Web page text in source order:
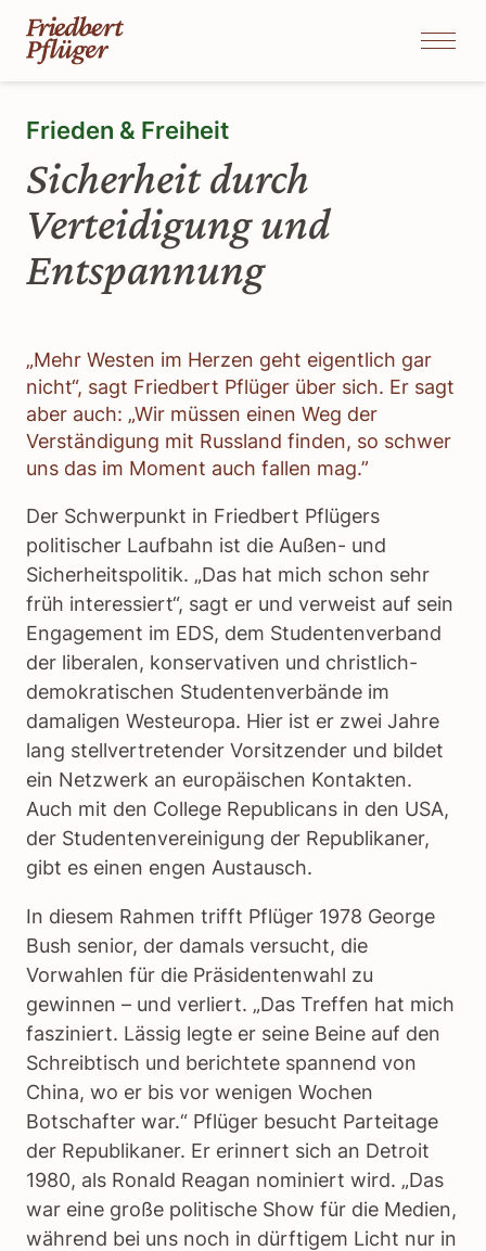
Frieden & Freiheit
Sicherheit durch
Verteidigung und
Entspannung
„Mehr Westen im Herzen geht eigentlich gar
nicht“, sagt Friedbert Pflüger über sich. Er sagt
aber auch: „Wir müssen einen Weg der
Verständigung mit Russland finden, so schwer
uns das im Moment auch fallen mag.”
Der Schwerpunkt in Friedbert Pflügers
politischer Laufbahn ist die Außen- und
Sicherheitspolitik. „Das hat mich schon sehr
früh interessiert“, sagt er und verweist auf sein
Engagement im EDS, dem Studentenverband
der liberalen, konservativen und christlich-
demokratischen Studentenverbände im
damaligen Westeuropa. Hier ist er zwei Jahre
lang stellvertretender Vorsitzender und bildet
ein Netzwerk an europäischen Kontakten.
Auch mit den College Republicans in den USA,
der Studentenvereinigung der Republikaner,
gibt es einen engen Austausch.
In diesem Rahmen trifft Pflüger 1978 George
Bush senior, der damals versucht, die
Vorwahlen für die Präsidentenwahl zu
gewinnen – und verliert. „Das Treffen hat mich
fasziniert. Lässig legte er seine Beine auf den
Schreibtisch und berichtete spannend von
China, wo er bis vor wenigen Wochen
Botschafter war.“ Pflüger besucht Parteitage
der Republikaner. Er erinnert sich an Detroit
1980, als Ronald Reagan nominiert wird. „Das
war eine große politische Show für die Medien,
während bei uns noch in dürftigem Licht nur in